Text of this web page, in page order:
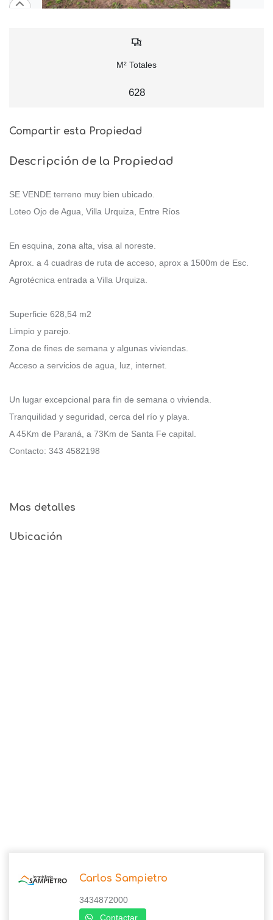
M² Totales
628
Compartir esta Propiedad
Descripción de la Propiedad
SE VENDE terreno muy bien ubicado.
Loteo Ojo de Agua, Villa Urquiza, Entre Ríos
En esquina, zona alta, visa al noreste.
Aprox. a 4 cuadras de ruta de acceso, aprox a 1500m de Esc.
Agrotécnica entrada a Villa Urquiza.
Superficie 628,54 m2
Limpio y parejo.
Zona de fines de semana y algunas viviendas.
Acceso a servicios de agua, luz, internet.
Un lugar excepcional para fin de semana o vivienda.
Tranquilidad y seguridad, cerca del río y playa.
A 45Km de Paraná, a 73Km de Santa Fe capital.
Contacto: 343 4582198
Mas detalles
Ubicación
Carlos Sampietro
3434872000
Contactar